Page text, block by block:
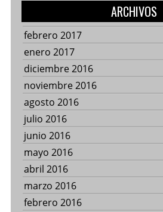
ARCHIVOS
febrero 2017
enero 2017
diciembre 2016
noviembre 2016
agosto 2016
julio 2016
junio 2016
mayo 2016
abril 2016
marzo 2016
febrero 2016